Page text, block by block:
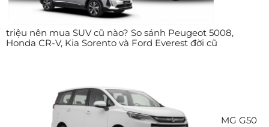
triệu nên mua SUV cũ nào? So sánh Peugeot 5008,
Honda CR-V, Kia Sorento và Ford Everest đời cũ
MG G50